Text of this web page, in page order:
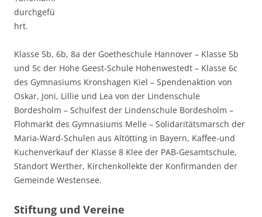
durchgefü
hrt.
Klasse 5b, 6b, 8a der Goetheschule Hannover – Klasse 5b
und 5c der Hohe Geest-Schule Hohenwestedt – Klasse 6c
des Gymnasiums Kronshagen Kiel – Spendenaktion von
Oskar, Joni, Lillie und Lea von der Lindenschule
Bordesholm – Schulfest der Lindenschule Bordesholm –
Flohmarkt des Gymnasiums Melle – Solidaritätsmarsch der
Maria-Ward-Schulen aus Altötting in Bayern, Kaffee-und
Kuchenverkauf der Klasse 8 Klee der PAB-Gesamtschule,
Standort Werther, Kirchenkollekte der Konfirmanden der
Gemeinde Westensee.
Stiftung und Vereine